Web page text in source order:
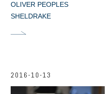
OLIVER PEOPLES
SHELDRAKE
2016-10-13